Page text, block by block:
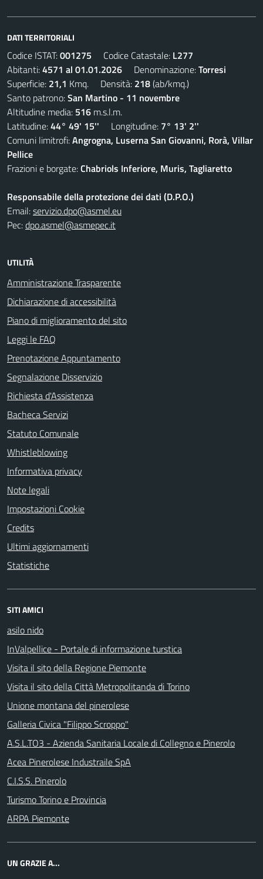
DATI TERRITORIALI
Codice ISTAT:001275 Codice Catastale: L277
Abitanti:4571 al 01.01.2026 Denominazione:Torresi
Superficie: 21,1 Kmq. Densità: 218(ab/kmq.)
Santo patrono:San Martino - 11 novembre
Altitudine media: 516 m.s.l.m.
Latitudine:44° 49' 15'' Longitudine: 7° 13' 2''
Comuni limitrofi:Angrogna, Luserna San Giovanni, Rorà, Villar
Pellice
Frazioni e borgate:Chabriols Inferiore, Muris, Tagliaretto
Responsabile della protezione dei dati (D.P.O.)
Email:servizio.dpo@asmel.eu
Pec:dpo.asmel@asmepec.it
UTILITÀ
Amministrazione Trasparente
Dichiarazione di accessibilità
Piano di miglioramento del sito
Leggi le FAQ
Prenotazione Appuntamento
Segnalazione Disservizio
Richiesta d'Assistenza
Bacheca Servizi
Statuto Comunale
Whistleblowing
Informativa privacy
Note legali
Impostazioni Cookie
Credits
Ultimi aggiornamenti
Statistiche
SITI AMICI
asilo nido
InValpellice - Portale di informazione turstica
Visita il sito della Regione Piemonte
Visita il sito della Città Metropolitanda di Torino
Unione montana del pinerolese
Galleria Civica "Filippo Scroppo"
A.S.L.TO3 - Azienda Sanitaria Locale di Collegno e Pinerolo
Acea Pinerolese Industraile SpA
C.I.S.S. Pinerolo
Turismo Torino e Provincia
ARPA Piemonte
UN GRAZIE A...